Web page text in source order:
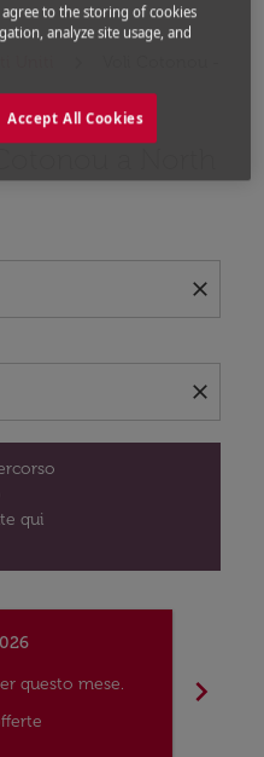
Uniti
close
close
qui
questo mese.
chevron_right
agree to the storing of cookies
analyze site usage, and
Accept All Cookies